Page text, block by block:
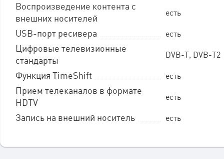
Воспроизведение контента с
внешних носителей
есть
USB-порт ресивера есть
Цифровые телевизионные
стандарты
DVB-T, DVB-T2
Функция TimeShift есть
Прием телеканалов в формате
HDTV
есть
Запись на внешний носитель есть